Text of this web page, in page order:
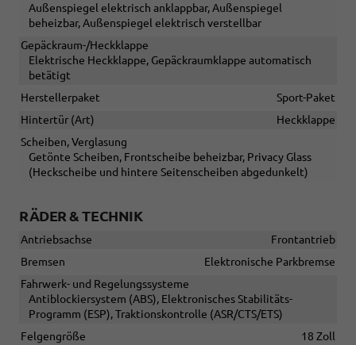
Außenspiegel elektrisch anklappbar, Außenspiegel
beheizbar, Außenspiegel elektrisch verstellbar
Gepäckraum-/Heckklappe
Elektrische Heckklappe, Gepäckraumklappe automatisch
betätigt
Herstellerpaket
Sport-Paket
Hintertür (Art)
Heckklappe
Scheiben, Verglasung
Getönte Scheiben, Frontscheibe beheizbar, Privacy Glass
(Heckscheibe und hintere Seitenscheiben abgedunkelt)
RÄDER & TECHNIK
Antriebsachse
Frontantrieb
Bremsen
Elektronische Parkbremse
Fahrwerk- und Regelungssysteme
Antiblockiersystem (ABS), Elektronisches Stabilitäts-
Programm (ESP), Traktionskontrolle (ASR/CTS/ETS)
Felgengröße
18 Zoll